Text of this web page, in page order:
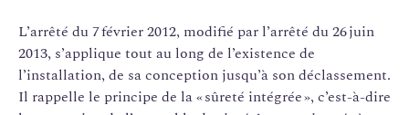
L’arrêté du 7 février 2012, modifié par l’arrêté du 26 juin
2013, s’applique tout au long de l’existence de
l’installation, de sa conception jusqu’à son déclassement.
Il rappelle le principe de la « sûreté intégrée », c’est-à-dire